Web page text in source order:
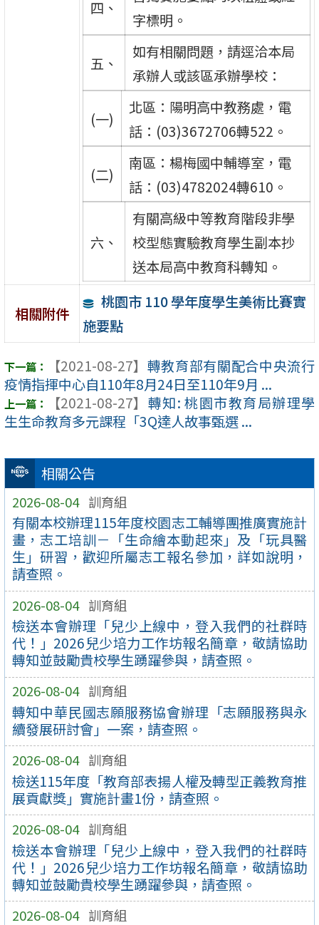
相關公告
2026-08-04 訓育組
有關本校辦理115年度校園志工輔導團推廣實施計
畫，志工培訓－「生命繪本動起來」及「玩具醫
生」研習，歡迎所屬志工報名參加，詳如說明，
請查照。
2026-08-04 訓育組
檢送本會辦理「兒少上線中，登入我們的社群時
代！」2026兒少培力工作坊報名簡章，敬請協助
轉知並鼓勵貴校學生踴躍參與，請查照。
2026-08-04 訓育組
轉知中華民國志願服務協會辦理「志願服務與永
續發展研討會」一案，請查照。
2026-08-04 訓育組
檢送115年度「教育部表揚人權及轉型正義教育推
展貢獻獎」實施計畫1份，請查照。
2026-08-04 訓育組
檢送本會辦理「兒少上線中，登入我們的社群時
代！」2026兒少培力工作坊報名簡章，敬請協助
轉知並鼓勵貴校學生踴躍參與，請查照。
2026-08-04 訓育組
四、
字標明。
五、
如有相關問題，請逕洽本局
承辦人或該區承辦學校：
(一)
北區：陽明高中教務處，電
話：(03)3672706轉522。
(二)
南區：楊梅國中輔導室，電
話：(03)4782024轉610。
六、
有關高級中等教育階段非學
校型態實驗教育學生副本抄
送本局高中教育科轉知。
相關附件
桃園市 110 學年度學生美術比賽實
施要點
【2021-08-27】 轉教育部有關配合中央流行
疫情指揮中心自110年8月24日至110年9月 ...
【2021-08-27】 轉知: 桃園市教育局辦理學
生生命教育多元課程「3Q達人故事甄選 ...